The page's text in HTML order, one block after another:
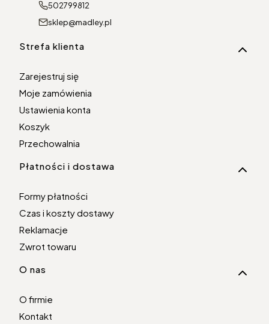
502799812
sklep@madley.pl
Linki w stopce
Strefa klienta
Zarejestruj się
Moje zamówienia
Ustawienia konta
Koszyk
Przechowalnia
Płatności i dostawa
Formy płatności
Czas i koszty dostawy
Reklamacje
Zwrot towaru
O nas
O firmie
Kontakt